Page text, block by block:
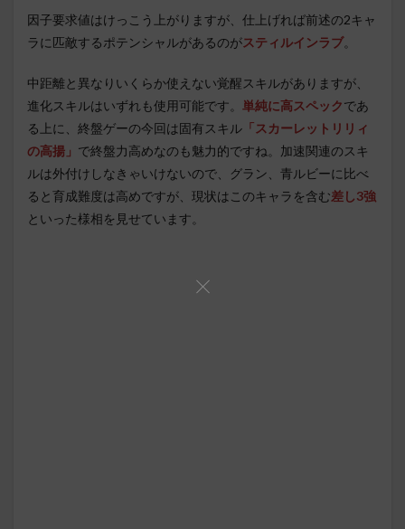
因子要求値はけっこう上がりますが、仕上げれば前述の2キャ
ラに匹敵するポテンシャルがあるのがスティルインラブ。
中距離と異なりいくらか使えない覚醒スキルがありますが、
進化スキルはいずれも使用可能です。 単純に高スペックであ
る上に、終盤ゲーの今回は固有スキル 「スカーレットリリィ
の高揚」 で終盤力高めなのも魅力的ですね。加速関連のスキ
ルは外付けしなきゃいけないので、グラン、青ルビーに比べ
ると育成難度は高めですが、現状はこのキャラを含む差し3強
といった様相を見せています。